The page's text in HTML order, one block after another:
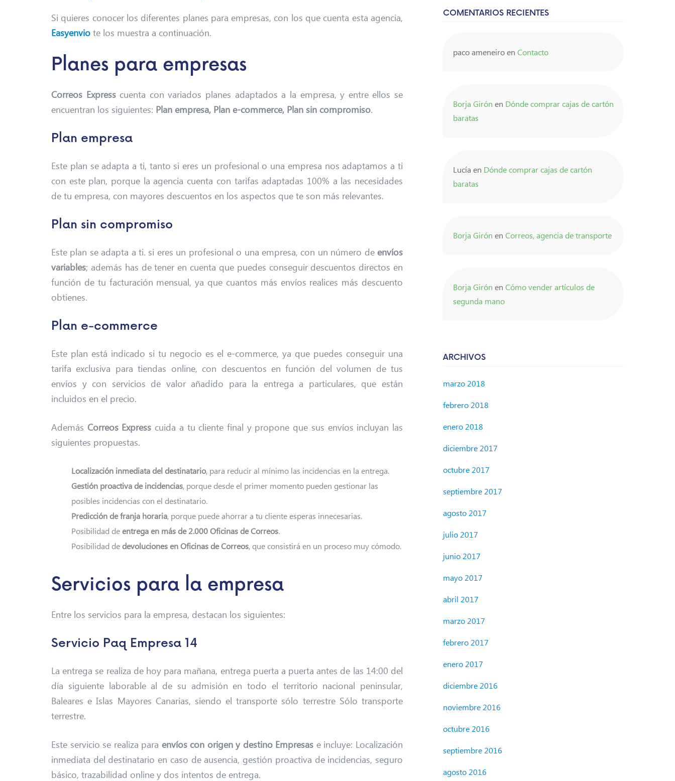
Si quieres conocer los diferentes planes para empresas, con los que cuenta esta agencia,
Easyenvio te los muestra a continuación.
Planes para empresas
Correos Expresscuenta con variados planes adaptados a la empresa, y entre ellos se
encuentran los siguientes: Plan empresa, Plan e-commerce, Plan sin compromiso.
Plan empresa
Este plan se adapta a ti, tanto si eres un profesional o una empresa nos adaptamos a ti
con este plan, porque la agencia cuenta con tarifas adaptadas 100% a las necesidades
de tu empresa, con mayores descuentos en los aspectos que te son más relevantes.
Plan sin compromiso
Este plan se adapta a ti. si eres un profesional o una empresa, con un número de envíos
variables; además has de tener en cuenta que puedes conseguir descuentos directos en
función de tu facturación mensual, ya que cuantos más envíos realices más descuento
obtienes.
Plan e-commerce
Este plan está indicado si tu negocio es el e-commerce, ya que puedes conseguir una
tarifa exclusiva para tiendas online, con descuentos en función del volumen de tus
envíos y con servicios de valor añadido para la entrega a particulares, que están
incluidos en el precio.
Además Correos Express cuida a tu cliente final y propone que sus envíos incluyan las
siguientes propuestas.
Localización inmediata del destinatario, para reducir al mínimo las incidencias en la entrega.
Gestión proactiva de incidencias, porque desde el primer momento pueden gestionar las
posibles incidencias con el destinatario.
Predicción de franja horaria, porque puede ahorrar a tu cliente esperas innecesarias.
Posibilidad deentrega en más de 2.000 Oficinas de Correos.
Posibilidad dedevoluciones en Oficinas de Correos, que consistirá en un proceso muy cómodo.
Servicios para la empresa
Entre los servicios para la empresa, destacan los siguientes:
Servicio Paq Empresa 14
La entrega se realiza de hoy para mañana, entrega puerta a puerta antes de las 14:00 del
día siguiente laborable al de su admisión en todo el territorio nacional peninsular,
Baleares e Islas Mayores Canarias, siendo el transporte sólo terrestre Sólo transporte
terrestre.
Este servicio se realiza para envíos con origen y destino Empresas e incluye: Localización
inmediata del destinatario en caso de ausencia, gestión proactiva de incidencias, seguro
básico, trazabilidad online y dos intentos de entrega.
COMENTARIOS RECIENTES
paco ameneiroen Contacto
Borja Girón en Dónde comprar cajas de cartón
baratas
Lucía en Dónde comprar cajas de cartón
baratas
Borja Girón en Correos, agencia de transporte
Borja Girón en Cómo vender artículos de
segunda mano
ARCHIVOS
marzo 2018
febrero 2018
enero 2018
diciembre 2017
octubre 2017
septiembre 2017
agosto 2017
julio 2017
junio 2017
mayo 2017
abril 2017
marzo 2017
febrero 2017
enero 2017
diciembre 2016
noviembre 2016
octubre 2016
septiembre 2016
agosto 2016